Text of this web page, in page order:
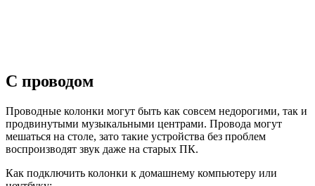
С проводом
Проводные колонки могут быть как совсем недорогими, так и
продвинутыми музыкальными центрами. Провода могут
мешаться на столе, зато такие устройства без проблем
воспроизводят звук даже на старых ПК.
Как подключить колонки к домашнему компьютеру или